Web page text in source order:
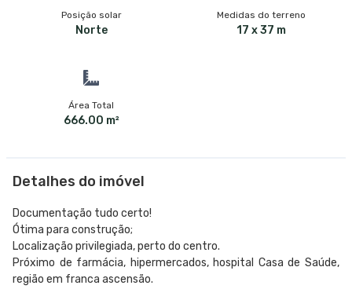
Posição solar
Norte
Medidas do terreno
17 x 37 m
Área Total
666.00 m²
Detalhes do imóvel
Documentação tudo certo!
Ótima para construção;
Localização privilegiada, perto do centro.
Próximo de farmácia, hipermercados, hospital Casa de Saúde,
região em franca ascensão.